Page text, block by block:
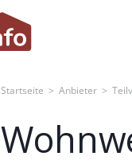
Startseite > Anbieter>